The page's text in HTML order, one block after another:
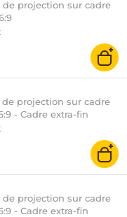
de projection sur cadre
de projection sur cadre
- Cadre extra-fin
de projection sur cadre
- Cadre extra-fin